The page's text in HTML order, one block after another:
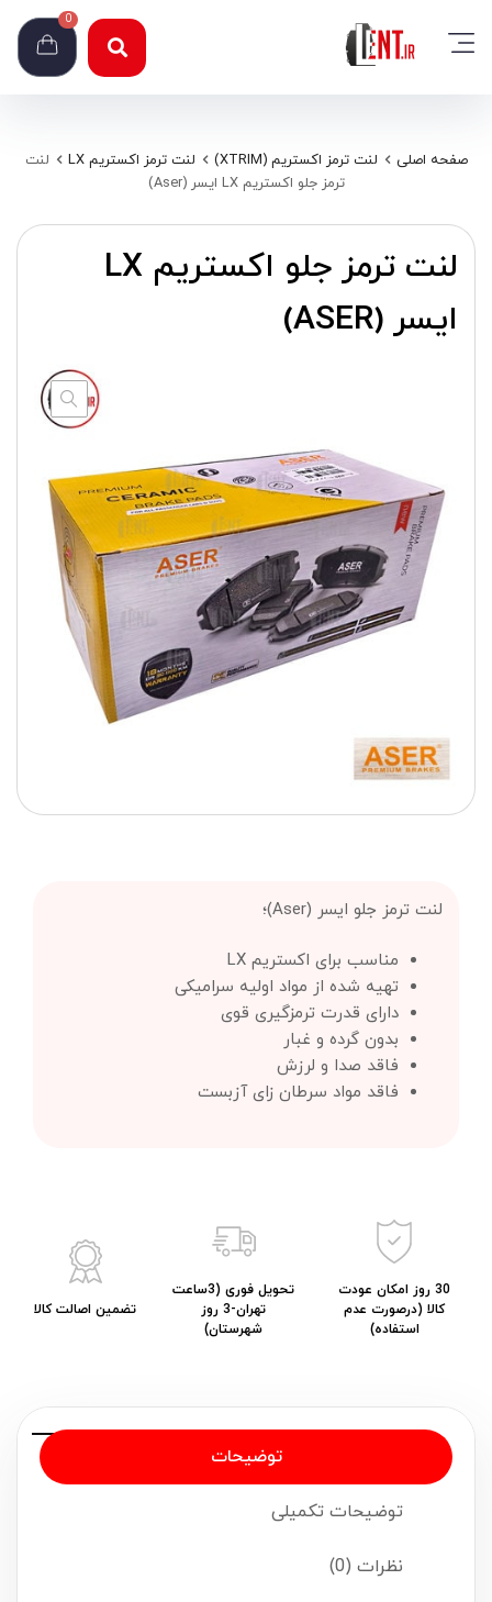
0
صفحه اصلی لنت ترمز اکستریم (XTRIM) لنت ترمز اکستریم LX
لنت
ترمز جلو اکستریم LX ایسر (Aser)
لنت ترمز جلو اکستریم LX
ایسر (ASER)
لنت ترمز جلو ایسر (Aser)؛
مناسب برای اکستریم LX
تهیه شده از مواد اولیه سرامیکی
دارای قدرت ترمزگیری قوی
بدون گرده و غبار
فاقد صدا و لرزش
فاقد مواد سرطان زای آزبست
30 روز امکان عودت
کالا (درصورت عدم
استفاده)
تحویل فوری (3ساعت
تهران-3 روز
شهرستان)
تضمین اصالت کالا
توضیحات
توضیحات تکمیلی
نظرات (0)